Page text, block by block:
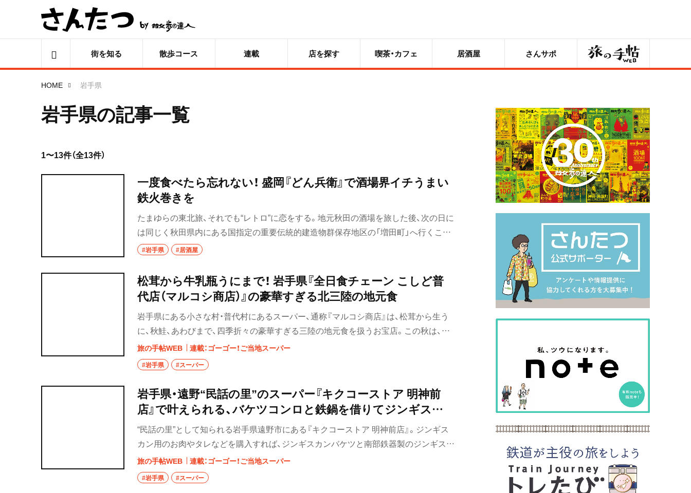
街を知る 散歩コース 連載 店を探す 喫茶・カフェ 居酒屋 さんサポ 旅の手帖
HOME 岩手県
岩手県の記事一覧
1〜13件（全13件）
一度食べたら忘れない！ 盛岡『どん兵衛』で酒場界イチうまい
鉄火巻きを
たまゆらの東北旅、それでも“レトロ”に恋をする。地元秋田の酒場を旅した後、次の日に
は同じく秋田県内にある国指定の重要伝統的建造物群保存地区の「増田町」へ行くこと
にした。まさしく“灯台下暗し”とはいったもので、名前だけは知っていたが私の大好物
#岩手県 #居酒屋
松茸から牛乳瓶うにまで！ 岩手県『全日食チェーン こしど普
代店（マルコシ商店）』の豪華すぎる北三陸の地元食
岩手県にある小さな村・普代村にあるスーパー、通称『マルコシ商店』は、松茸から生う
に、秋鮭、あわびまで、四季折々の豪華すぎる三陸の地元食を扱うお宝店。この秋は、運
よく松茸に出会いたい！
旅の手帖WEB 連載：ゴーゴー！ご当地スーパー
#岩手県 #スーパー
岩手県・遠野“民話の里”のスーパー『キクコーストア 明神前
店』で叶えられる、バケツコンロと鉄鍋を借りてジンギスカ
ン！
“民話の里”として知られる岩手県遠野市にある『キクコーストア 明神前店』。ジンギス
カン用のお肉やタレなどを購入すれば、ジンギスカンバケツと南部鉄器製のジンギスカ
ン鍋を無料で借りられるという、うれしいサービスが。郷土菓子をはじめとした、遠野
らしい地元食もそろう。旅先の外で焼くジンギスカン、ありです！！
旅の手帖WEB 連載：ゴーゴー！ご当地スーパー
#岩手県 #スーパー